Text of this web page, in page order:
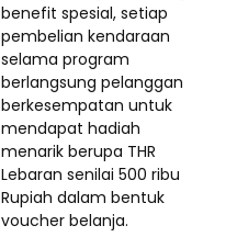
benefit spesial, setiap
pembelian kendaraan
selama program
berlangsung pelanggan
berkesempatan untuk
mendapat hadiah
menarik berupa THR
Lebaran senilai 500 ribu
Rupiah dalam bentuk
voucher belanja.